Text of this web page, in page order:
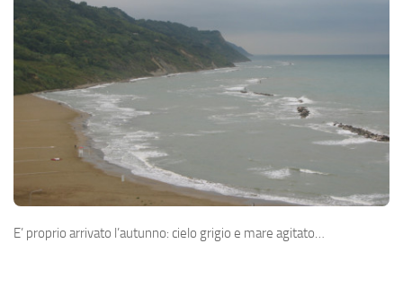
E’ proprio arrivato l’autunno: cielo grigio e mare agitato…